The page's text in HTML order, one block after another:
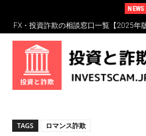
NEWS
FX・投資詐欺の相談窓口一覧【2025年版
完全ガイド
FXスワップポイント運用とは？仕組み
方
TAGS ロマンス詐欺